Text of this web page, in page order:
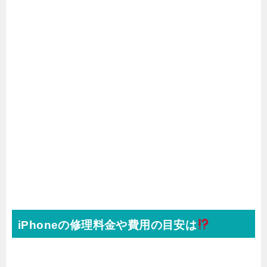
iPhoneの修理料金や費用の目安は